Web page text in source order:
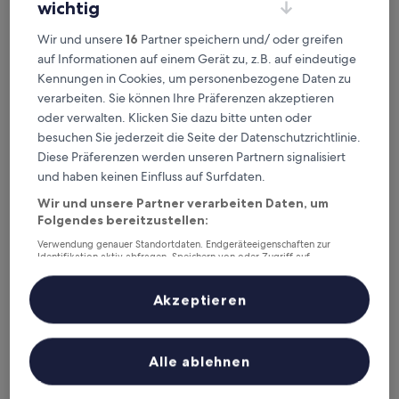
Limehome Düsseldorf Bahlenstr.
Limehome Düsseldorf Bahlenstr.
2,2 km von Stadtbahn-Haltestelle Werstener Dorfstraße
entfernt
8.0
10,
Sehr
gut,
Bewertungen)
8,0/10 Sehr gut (15 Bewertungen)
inkl. Steuern & Gebühren
Belle Etage by Studiotel
wichtig
Wir und unsere16 Partner speichern und/ oder greifen
auf Informationen auf einem Gerät zu, z.B. auf eindeutige
Kennungen in Cookies, um personenbezogene Daten zu
verarbeiten. Sie können Ihre Präferenzen akzeptieren
oder verwalten. Klicken Sie dazu bitte unten oder
besuchen Sie jederzeit die Seite der Datenschutzrichtlinie.
Diese Präferenzen werden unseren Partnern signalisiert
und haben keinen Einfluss auf Surfdaten.
Wir und unsere Partner verarbeiten Daten, um
Folgendes bereitzustellen:
Verwendung genauer Standortdaten. Endgeräteeigenschaften zur
Identifikation aktiv abfragen. Speichern von oder Zugriff auf
Inhalte, Messung von Werbeleistung und der Performance von Inhalten,
Zielgruppenforschung sowie Entwicklung und Verbesserung von
Liste der Partner (Lieferanten)
Alle ablehnen
Akzeptieren